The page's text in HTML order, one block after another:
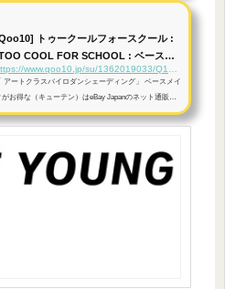
のネット通販サイトです。
トゥークールフォースクール :
COOL FOR SCHOOL : ベースメ
ク
アートクラスバイロダンシェーディング」 ベースメイ
がお得な（キューテン）はeBay Japanのネット通販サ
トです。